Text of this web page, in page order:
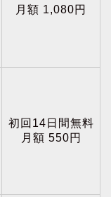
月額 1,080円
初回14日間無料
月額 550円